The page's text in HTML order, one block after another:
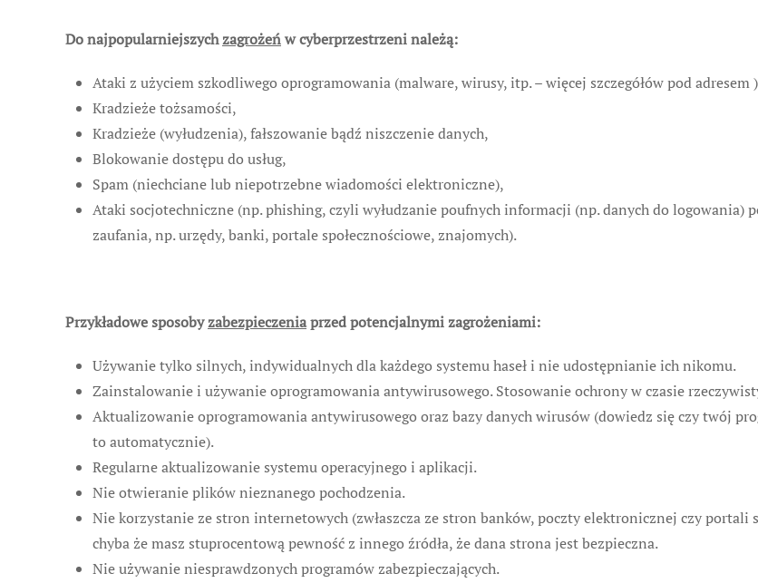
Do najpopularniejszychzagrożeńw cyberprzestrzeni należą:
Ataki z użyciem szkodliwego oprogramowania (malware, wirusy, itp. – więcej szczegółów pod adresem
Kradzieże tożsamości,
Kradzieże (wyłudzenia), fałszowanie bądź niszczenie danych,
Blokowanie dostępu do usług,
Spam (niechciane lub niepotrzebne wiadomości elektroniczne),
Ataki socjotechniczne (np. phishing, czyli wyłudzanie poufnych informacji (np. danych do logowania)
zaufania, np. urzędy, banki, portale społecznościowe, znajomych).
Przykładowe sposobyzabezpieczeniaprzed potencjalnymi zagrożeniami:
Używanie tylko silnych, indywidualnych dla każdego systemu haseł i nie udostępnianie ich nikomu.
Zainstalowanie i używanie oprogramowania antywirusowego. Stosowanie ochrony w czasie
Aktualizowanie oprogramowania antywirusowego oraz bazy danych wirusów (dowiedz się czy twój
to automatycznie).
Regularne aktualizowanie systemu operacyjnego i aplikacji.
Nie otwieranie plików nieznanego pochodzenia.
Nie korzystanie ze stron internetowych (zwłaszcza ze stron banków, poczty elektronicznej czy portali
chyba że masz stuprocentową pewność z innego źródła, że dana strona jest bezpieczna.
Nie używanie niesprawdzonych programów zabezpieczających.